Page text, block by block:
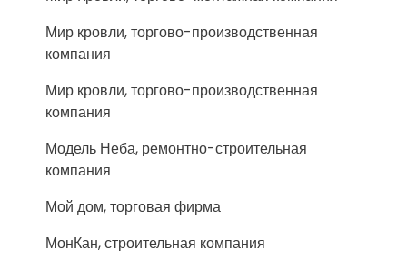
Мир кровли, торгово-производственная
компания
Мир кровли, торгово-производственная
компания
Модель Неба, ремонтно-строительная
компания
Мой дом, торговая фирма
МонКан, строительная компания